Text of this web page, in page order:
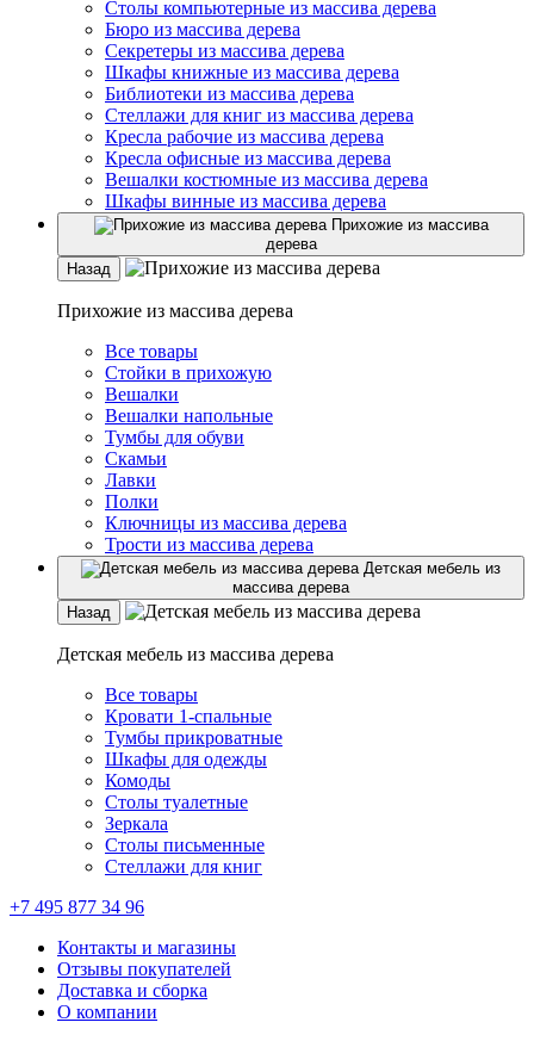
Столы компьютерные из массива дерева
Бюро из массива дерева
Секретеры из массива дерева
Шкафы книжные из массива дерева
Библиотеки из массива дерева
Стеллажи для книг из массива дерева
Кресла рабочие из массива дерева
Кресла офисные из массива дерева
Вешалки костюмные из массива дерева
Шкафы винные из массива дерева
Прихожие из массива
дерева
Назад
Прихожие из массива дерева
Все товары
Стойки в прихожую
Вешалки
Вешалки напольные
Тумбы для обуви
Скамьи
Лавки
Полки
Ключницы из массива дерева
Трости из массива дерева
Детская мебель из
массива дерева
Назад
Детская мебель из массива дерева
Все товары
Кровати 1-спальные
Тумбы прикроватные
Шкафы для одежды
Комоды
Столы туалетные
Зеркала
Столы письменные
Стеллажи для книг
+7 495 877 34 96
Контакты и магазины
Отзывы покупателей
Доставка и сборка
О компании